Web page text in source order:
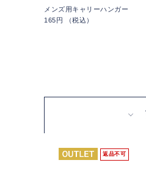
メンズ用キャリーハンガー
165円 （税込）
返品不可